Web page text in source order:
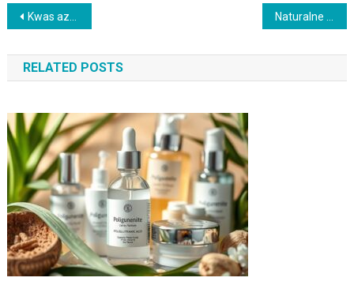
Nawigacja
wpisu
Kwas azelainowy 30: jak stosować bez podrażnień i z czym nie łączyć
RELATED POSTS